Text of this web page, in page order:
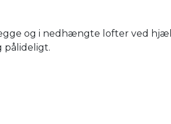
og i nedhængte lofter ved
pålideligt.